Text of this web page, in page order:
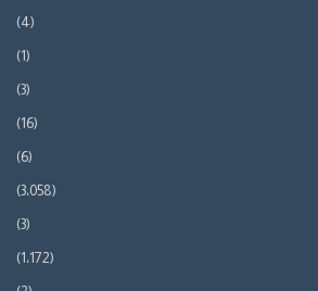
(4)
(1)
(3)
(16)
(6)
(3٬058)
(3)
(1٬172)